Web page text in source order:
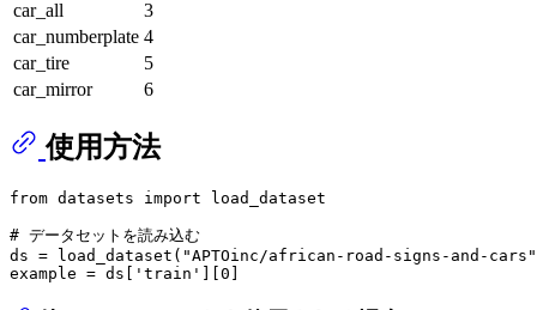
car_all
3
car_numberplate 4
car_tire
5
car_mirror
6
使用方法
from datasets import load_dataset
# データセットを読み込む
ds = load_dataset( "APTOinc/african-road-signs-and-cars"
example = ds[
'train' 0